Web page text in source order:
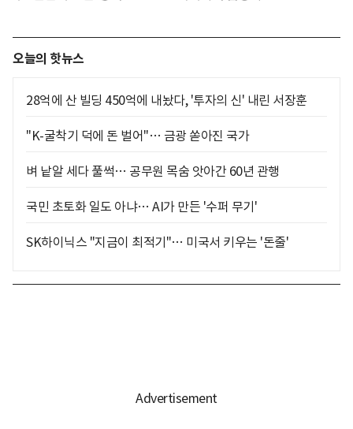
오늘의 핫뉴스
28억에 산 빌딩 450억에 내놨다, '투자의 신' 내린 서장훈
"K-굴착기 덕에 돈 벌어"… 금광 쏟아진 국가
벼 낱알 세다 풀썩… 공무원 목숨 앗아간 60년 관행
국민 초토화 일도 아냐… AI가 만든 '수퍼 무기'
SK하이닉스 "지금이 최적기"… 미국서 키우는 '돈줄'